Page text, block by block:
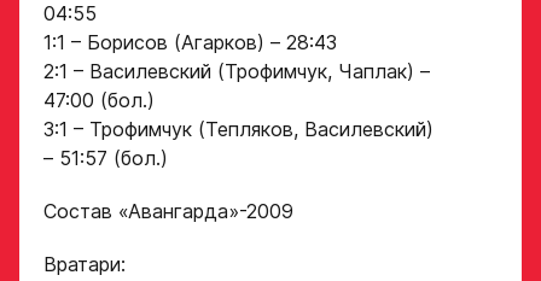
04:55
1:1 – Борисов (Агарков) – 28:43
2:1 – Василевский (Трофимчук, Чаплак) –
47:00 (бол.)
3:1 – Трофимчук (Тепляков, Василевский)
– 51:57 (бол.)
Состав «Авангарда»-2009
Вратари:
Нажимая кнопку
«Отправить»,
вы принимаете
условия
обработки
персональных
данных
ХК Авангард
Отправленная заявка
ссылку на облачное
хранилище, на которое
загружены видео
Игровой номер